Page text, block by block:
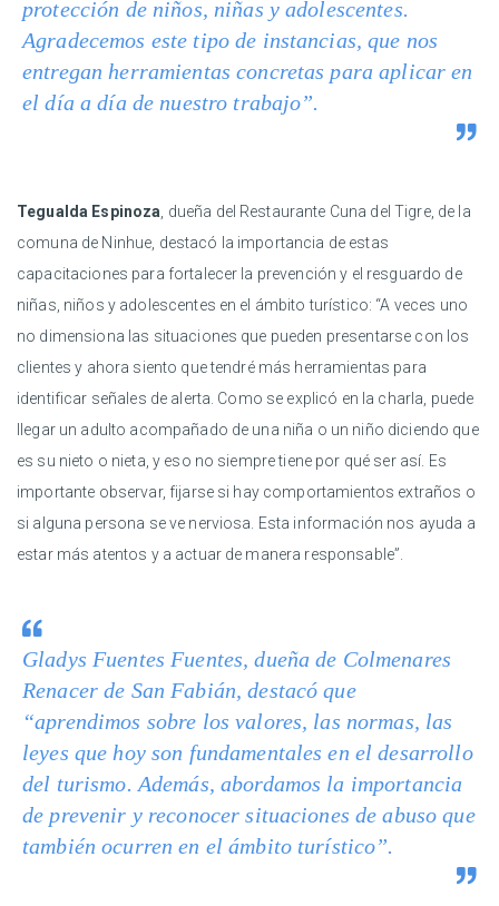
protección de niños, niñas y adolescentes.
Agradecemos este tipo de instancias, que nos
entregan herramientas concretas para aplicar en
el día a día de nuestro trabajo”.
Tegualda Espinoza , dueña del Restaurante Cuna del Tigre, de la
comuna de Ninhue, destacó la importancia de estas
capacitaciones para fortalecer la prevención y el resguardo de
niñas, niños y adolescentes en el ámbito turístico: “A veces uno
no dimensiona las situaciones que pueden presentarse con los
clientes y ahora siento que tendré más herramientas para
identificar señales de alerta. Como se explicó en la charla, puede
llegar un adulto acompañado de una niña o un niño diciendo que
es su nieto o nieta, y eso no siempre tiene por qué ser así. Es
importante observar, fijarse si hay comportamientos extraños o
si alguna persona se ve nerviosa. Esta información nos ayuda a
estar más atentos y a actuar de manera responsable”.
Gladys Fuentes Fuentes, dueña de Colmenares
Renacer de San Fabián, destacó que
“aprendimos sobre los valores, las normas, las
leyes que hoy son fundamentales en el desarrollo
del turismo. Además, abordamos la importancia
de prevenir y reconocer situaciones de abuso que
también ocurren en el ámbito turístico”.